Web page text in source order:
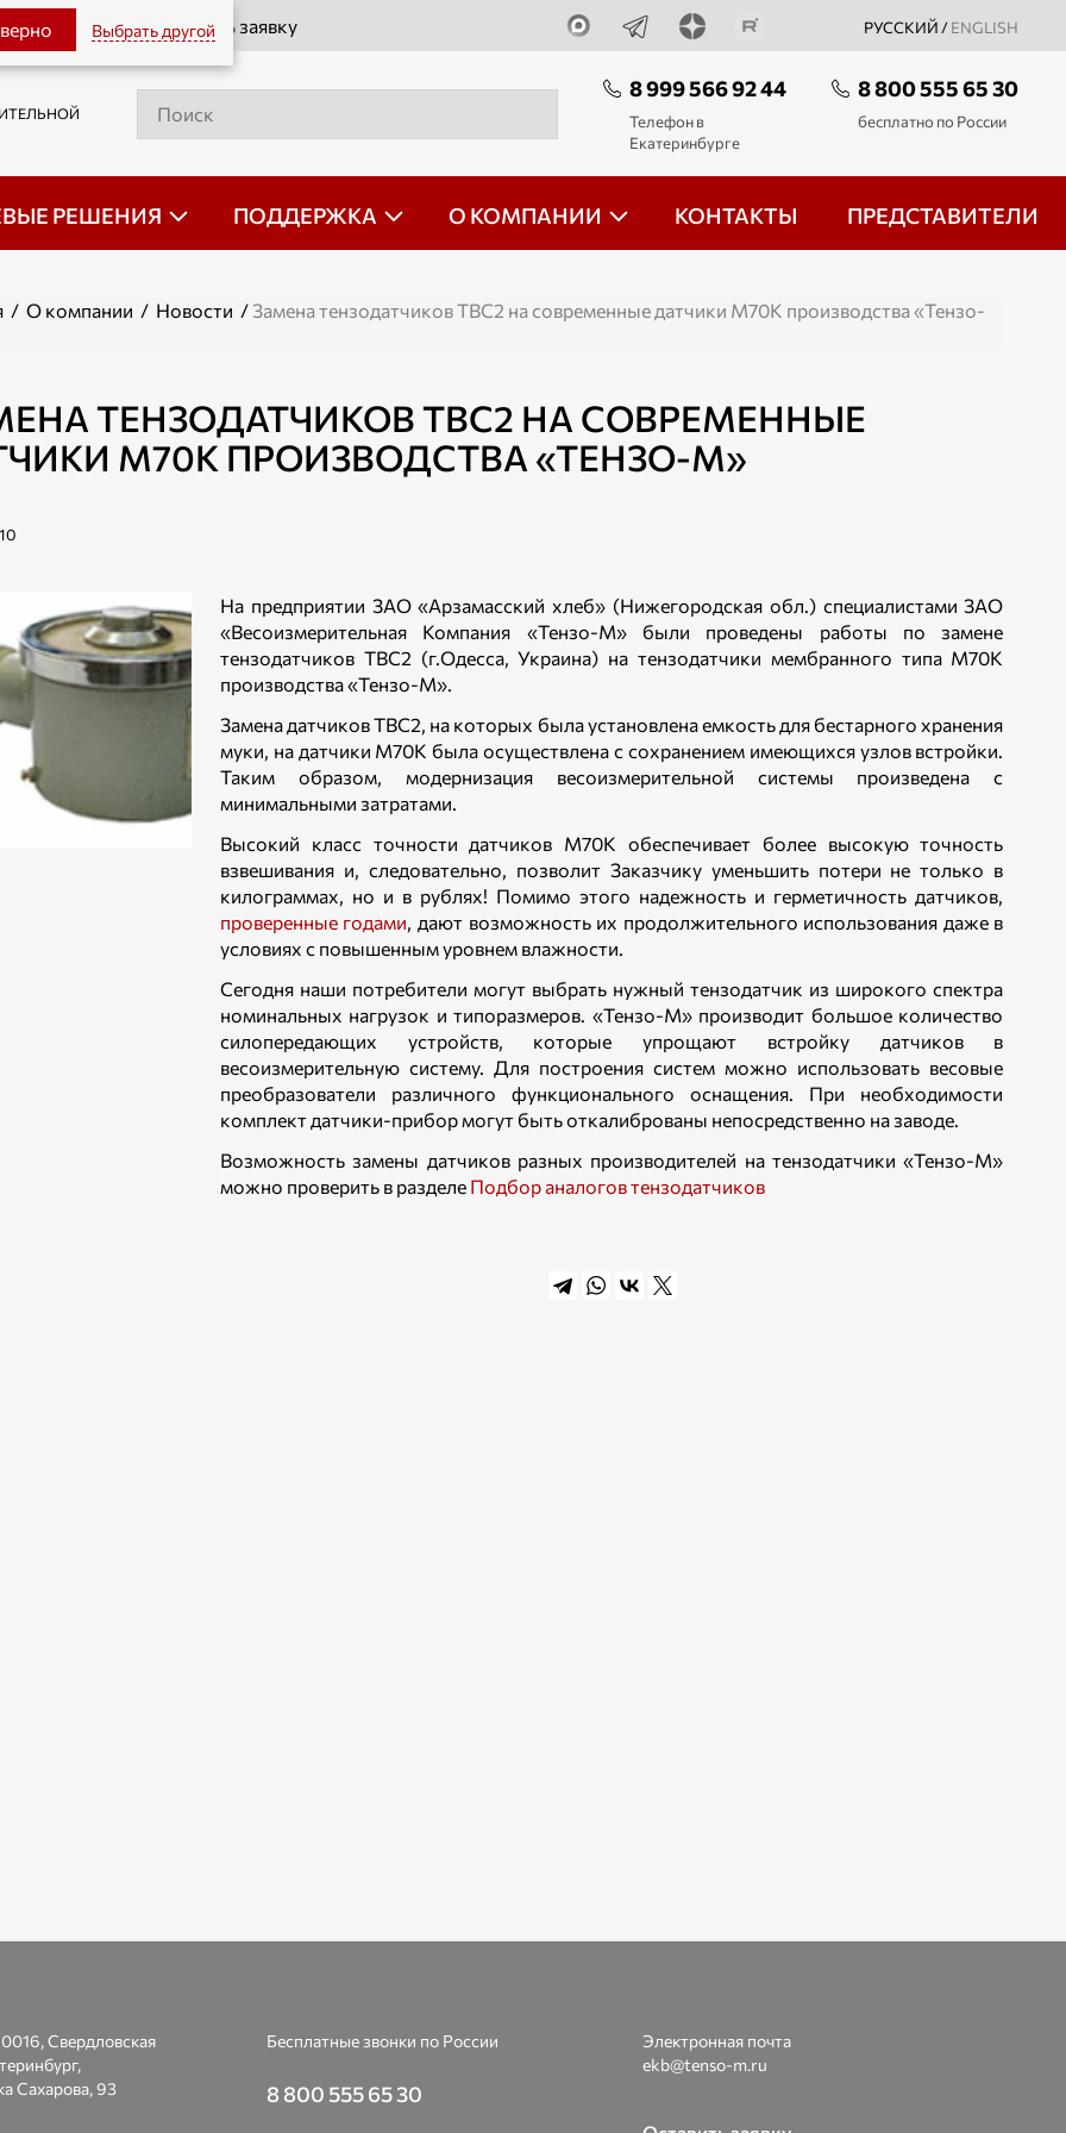
Выбрать другой РУССКИЙ / ENGLISH
Оставить заявку
8 999 566 92 44
Телефон в
Екатеринбурге
8 800 555 65 30
бесплатно по России
РЕШЕНИЯ ПОДДЕРЖКА О КОМПАНИИ КОНТАКТЫ ПРЕДСТАВИТЕЛИ
/ О компании / Новости / Замена тензодатчиков ТВС2 на современные датчики М70К производства «Тензо-
ТЕНЗОДАТЧИКОВ ТВС2 НА СОВРЕМЕННЫЕ
М70К ПРОИЗВОДСТВА «ТЕНЗО-М»
На предприятии ЗАО «Арзамасский хлеб» (Нижегородская обл.) специалистами ЗАО
«Весоизмерительная Компания «Тензо-М» были проведены работы по замене
тензодатчиков ТВС2 (г.Одесса, Украина) на тензодатчики мембранного типа М70К
производства «Тензо-М».
Замена датчиков ТВС2, на которых была установлена емкость для бестарного хранения
муки, на датчики М70К была осуществлена с сохранением имеющихся узлов встройки.
Таким образом, модернизация весоизмерительной системы произведена с
минимальными затратами.
Высокий класс точности датчиков М70К обеспечивает более высокую точность
взвешивания и, следовательно, позволит Заказчику уменьшить потери не только в
килограммах, но и в рублях! Помимо этого надежность и герметичность датчиков,
проверенные годами, дают возможность их продолжительного использования даже в
условиях с повышенным уровнем влажности.
Сегодня наши потребители могут выбрать нужный тензодатчик из широкого спектра
номинальных нагрузок и типоразмеров. «Тензо-М» производит большое количество
силопередающих устройств, которые упрощают встройку датчиков в
весоизмерительную систему. Для построения систем можно использовать весовые
преобразователи различного функционального оснащения. При необходимости
комплект датчики-прибор могут быть откалиброваны непосредственно на заводе.
Возможность замены датчиков разных производителей на тензодатчики «Тензо-М»
можно проверить в разделе Подбор аналогов тензодатчиков
Свердловская
Сахарова, 93
Бесплатные звонки по России
8 800 555 65 30
Электронная почта
ekb@tenso-m.ru